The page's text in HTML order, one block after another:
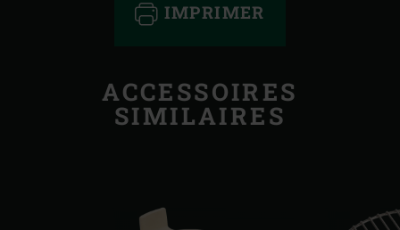
IMPRIMER
ACCESSOIRES
SIMILAIRES